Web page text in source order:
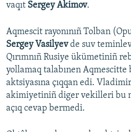
vaqıt Sergey Akimov.
Aqmescit rayonınıñ Tolban
Sergey Vasilyevde suv
Qırımnıñ Rusiye ükümetiniñ
yollamaq talabınen Aqmescitte
aktsiyasına çıqqan edi.
akimiyetiniñ diger vekilleri bu
açıq cevap bermedi.